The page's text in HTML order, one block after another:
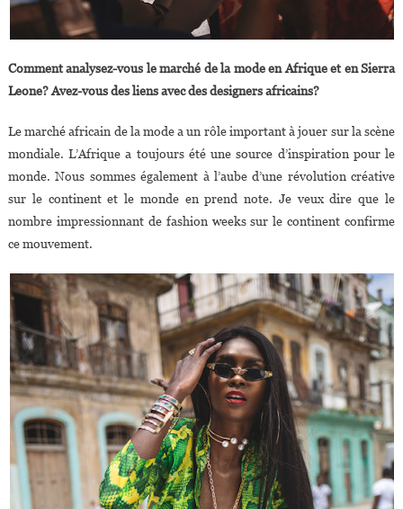
Comment analysez-vous le marché de la mode en Afrique et en Sierra
Leone? Avez-vous des liens avec des designers africains?
Le marché africain de la mode a un rôle important à jouer sur la scène
mondiale. L’Afrique a toujours été une source d’inspiration pour le
monde. Nous sommes également à l’aube d’une révolution créative
sur le continent et le monde en prend note. Je veux dire que le
nombre impressionnant de fashion weeks sur le continent confirme
ce mouvement.